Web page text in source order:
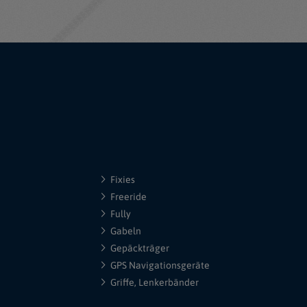
Fixies
Freeride
Fully
Gabeln
Gepäckträger
GPS Navigationsgeräte
Griffe, Lenkerbänder